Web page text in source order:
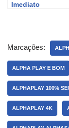
Imediato
Marcações:
ALPHA PLAY E BOM
ALPHAPLAY 100%
ALPHAPLAY 4K